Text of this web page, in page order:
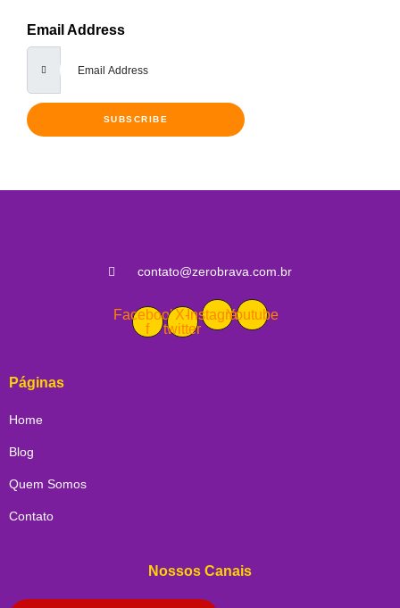
Email Address
SUBSCRIBE
contato@zerobrava.com.br
Facebook-
f
X-
twitter
InstagramYoutube
Páginas
Home
Blog
Quem Somos
Contato
Nossos Canais